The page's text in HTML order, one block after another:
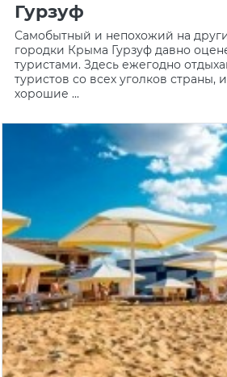
Гурзуф
Самобытный и непохожий на
городки Крыма Гурзуф давно
туристами. Здесь ежегодно
туристов со всех уголков страны,
хорошие ...